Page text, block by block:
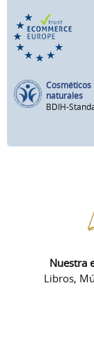
Cosméticos
naturales
BDIH-
Nuestra
Libros,